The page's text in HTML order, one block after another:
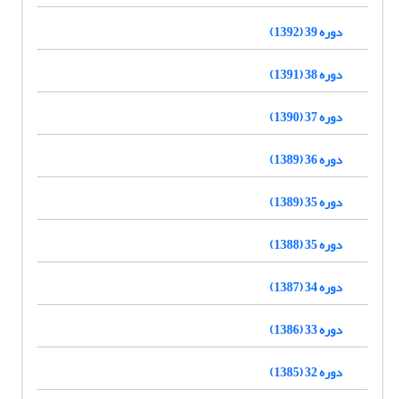
دوره 39 (1392)
دوره 38 (1391)
دوره 37 (1390)
دوره 36 (1389)
دوره 35 (1389)
دوره 35 (1388)
دوره 34 (1387)
دوره 33 (1386)
دوره 32 (1385)